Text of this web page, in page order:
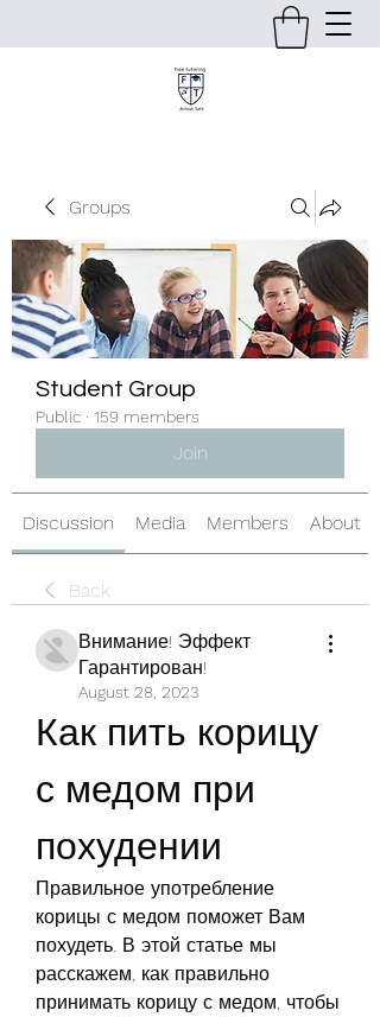
Groups
Student Group
Public · 159 members
Join
Discussion Media Members About
Back
Внимание! Эффект
Гарантирован!
August 28, 2023
Как пить корицу
с медом при
похудении
Правильное употребление
корицы с медом поможет Вам
похудеть. В этой статье мы
расскажем, как правильно
принимать корицу с медом, чтобы